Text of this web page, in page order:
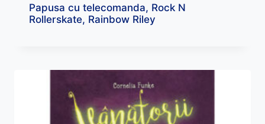
Papusa cu telecomanda, Rock N
Rollerskate, Rainbow Riley